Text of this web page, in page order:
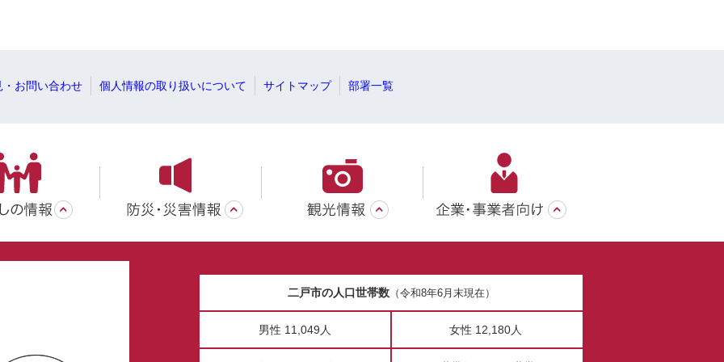
・お問い合わせ 個人情報の取り扱いについて サイトマップ 部署一覧
二戸市の人口世帯数（令和8年6月末現在）
男性 11,049人 女性 12,180人